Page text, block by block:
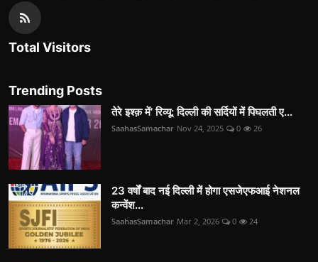
Total Visitors
Trending Posts
तेरे इश्क़ में’ रिव्यू: दिल्ली की सर्दियों में पिघलती ए...
SaahasSamachar Nov 24, 2025 0 26
23 वर्षों बाद नई दिल्ली में होगा एसजेएफआई नेशनल
कन्वेंश...
SaahasSamachar Mar 2, 2026 0 24